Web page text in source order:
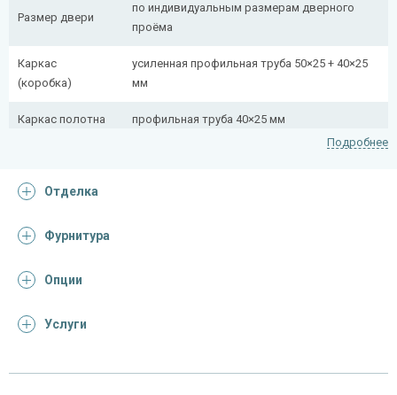
Размер двери
по индивидуальным размерам дверного
проёма
Каркас
(коробка)
усиленная профильная труба 50×25 + 40×25
мм
Каркас полотна профильная труба 40×25 мм
Притворная
Ребра жесткости
снаружи
(цвет на выбор, рисунок фрезеровки на
Подробнее
Отделка
Фурнитура
Опции
Услуги